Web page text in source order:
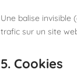
Une balise invisible
trafic sur un site
5. Cookies